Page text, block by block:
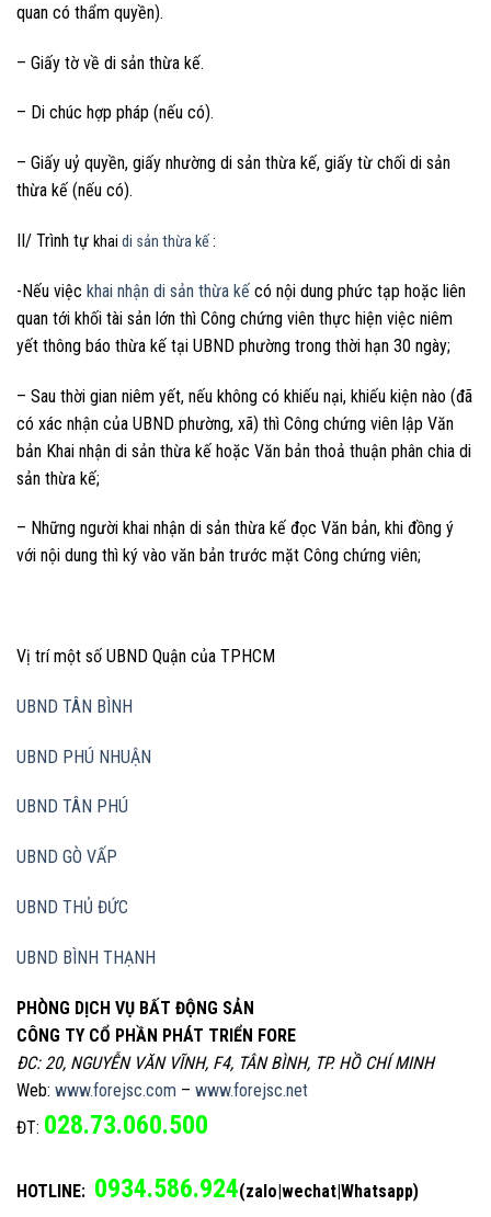
quan có thẩm quyền).
– Giấy tờ về di sản thừa kế.
– Di chúc hợp pháp (nếu có).
– Giấy uỷ quyền, giấy nhường di sản thừa kế, giấy từ chối di sản
thừa kế (nếu có).
II/ Trình tự khai di sản thừa kế:
-Nếu việc khai nhận di sản thừa kế có nội dung phức tạp hoặc liên
quan tới khối tài sản lớn thì Công chứng viên thực hiện việc niêm
yết thông báo thừa kế tại UBND phường trong thời hạn 30 ngày;
– Sau thời gian niêm yết, nếu không có khiếu nại, khiếu kiện nào (đã
có xác nhận của UBND phường, xã) thì Công chứng viên lập Văn
bản Khai nhận di sản thừa kế hoặc Văn bản thoả thuận phân chia di
sản thừa kế;
– Những người khai nhận di sản thừa kế đọc Văn bản, khi đồng ý
với nội dung thì ký vào văn bản trước mặt Công chứng viên;
Vị trí một số UBND Quận của TPHCM
UBND TÂN BÌNH
UBND PHÚ NHUẬN
UBND TÂN PHÚ
UBND GÒ VẤP
UBND THỦ ĐỨC
UBND BÌNH THẠNH
PHÒNG DỊCH VỤ BẤT ĐỘNG SẢN
CÔNG TY CỔ PHẦN PHÁT TRIỂN FORE
ĐC: 20, NGUYỄN VĂN VĨNH, F4, TÂN BÌNH, TP. HỒ CHÍ MINH
Web: www.forejsc.com – www.forejsc.net
ĐT: 028.73.060.500
HOTLINE: 0934.586.924(zalo|wechat|Whatsapp)